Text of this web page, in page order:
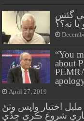
کي گئس
نه؟؟
“You
about
April 27, 2019
اختيار واپس وٺڻ
شروع ڪري ڇڏي